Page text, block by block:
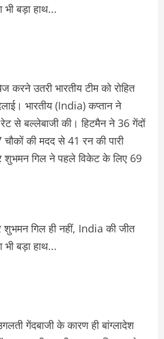
करने उतरी भारतीय टीम को रोहित
भारतीय (India) कप्‍तान ने
से बल्‍लेबाजी की। हिटमैन ने 36 गेंदों
की मदद से 41 रन की पारी
शुभमन गिल ने पहले विकेट के लिए 69
गेंदबाजी के कारण ही बांग्‍लादेश